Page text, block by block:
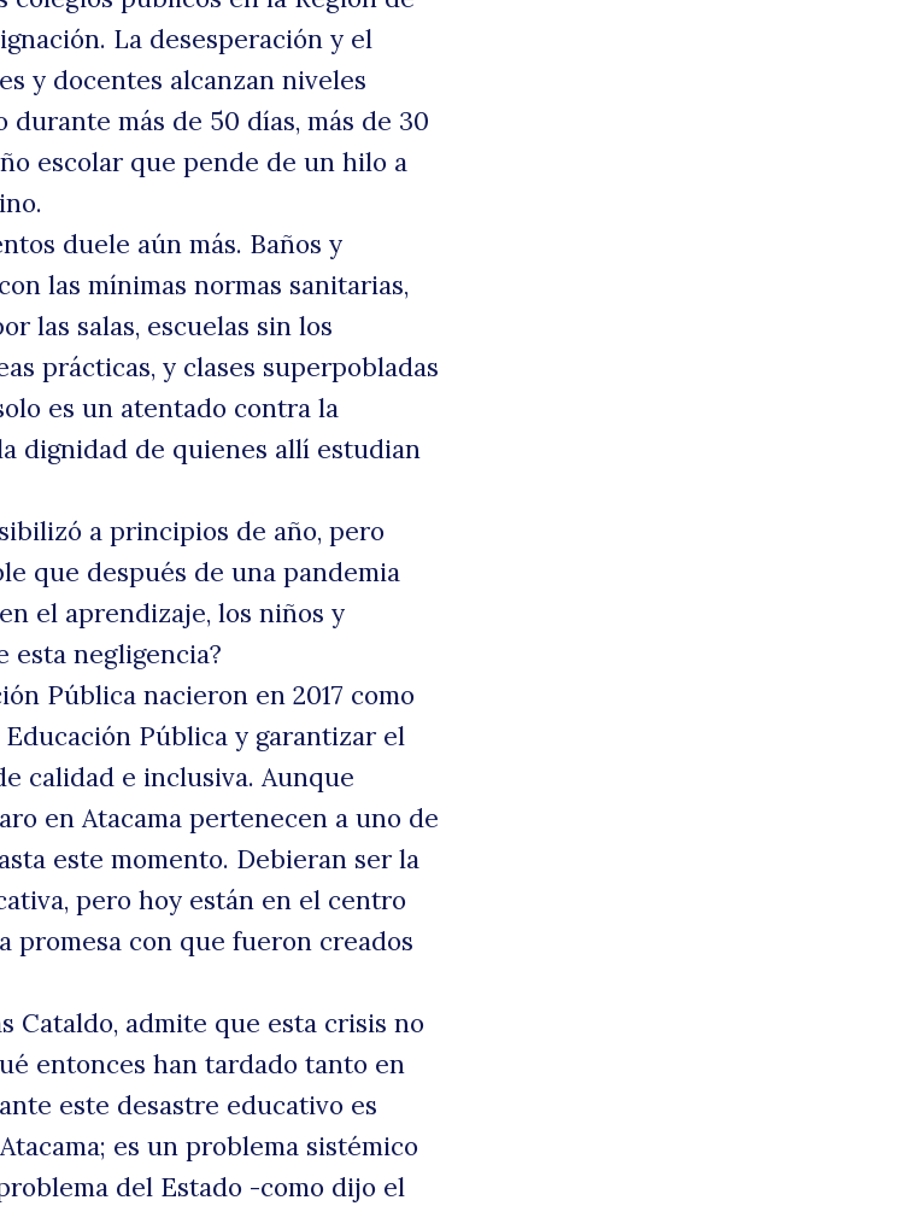
La desesperación y el
y docentes alcanzan niveles
más de 50 días, más de 30
escolar que pende de un hilo a
duele aún más. Baños y
las mínimas normas sanitarias,
las salas, escuelas sin los
prácticas, y clases superpobladas
es un atentado contra la
dignidad de quienes allí estudian
a principios de año, pero
que después de una pandemia
el aprendizaje, los niños y
esta negligencia?
Pública nacieron en 2017 como
Pública y garantizar el
calidad e inclusiva. Aunque
en Atacama pertenecen a uno de
este momento. Debieran ser la
pero hoy están en el centro
promesa con que fueron creados
Cataldo, admite que esta crisis no
entonces han tardado tanto en
este desastre educativo es
es un problema sistémico
del Estado -como dijo el